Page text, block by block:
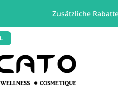
Zusätzliche